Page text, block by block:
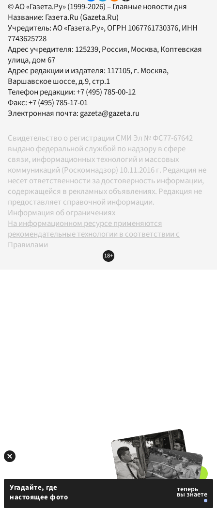
© АО «Газета.Ру» (1999-2026) – Главные новости дня
Название: Газета.Ru (Gazeta.Ru)
Учредитель:АО «Газета.Ру», ОГРН 1067761730376, ИНН
7743625728
Адрес учредителя: 125239, Россия, Москва, Коптевская
улица, дом 67
Адрес редакции и издателя: 117105, г. Москва,
Варшавское шоссе, д.9, стр.1
Телефон редакции:+7 (495) 785-00-12
Факс:+7 (495) 785-17-01
Электронная почта: gazeta@gazeta.ru
Свидетельство о регистрации СМИ Эл № ФС77-67642
выдано федеральной службой по надзору в сфере
связи, информационных технологий и массовых
коммуникаций (Роскомнадзор) 10.11.2016 г. Редакция не
несет ответственности за достоверность информации,
содержащейся в рекламных объявлениях. Редакция не
предоставляет справочной информации.
Информация об ограничениях
На информационном ресурсе применяются
рекомендательные технологии в соответствии с
Правилами
18+
Угадайте, где
настоящее фото